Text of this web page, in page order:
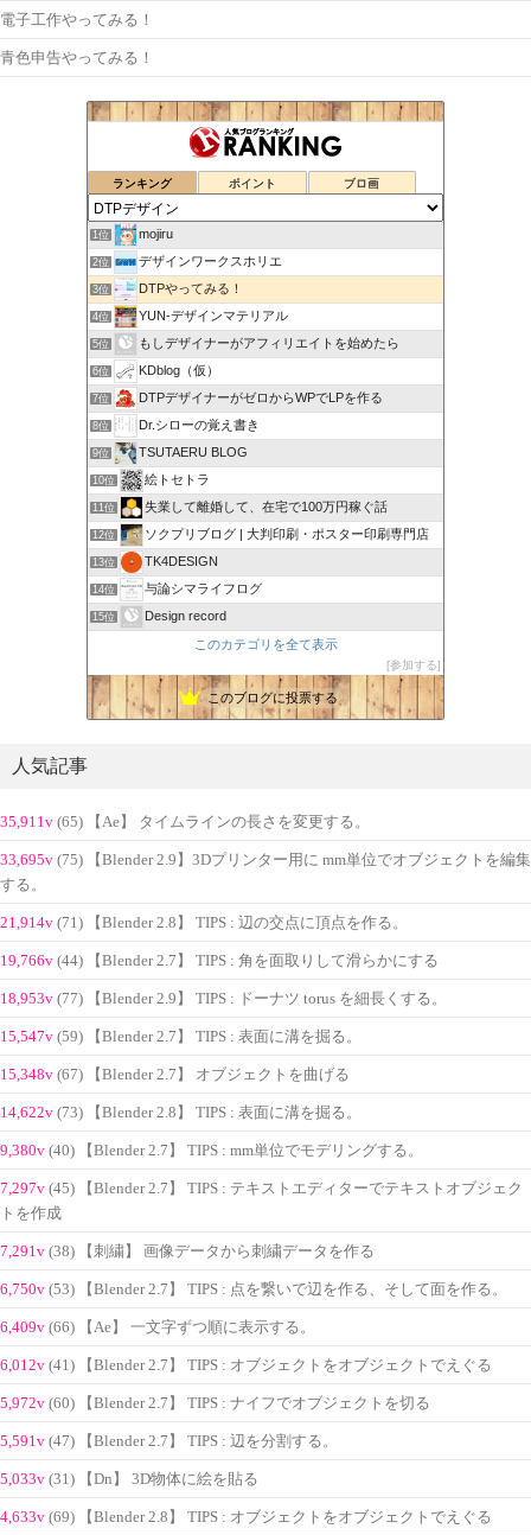
電子工作やってみる！
青色申告やってみる！
ランキング ポイント ブロ画
1位 mojiru
2位 デザインワークスホリエ
3位 DTPやってみる！
4位 YUN-デザインマテリアル
5位 もしデザイナーがアフィリエイトを始めたら
6位 KDblog（仮）
7位 DTPデザイナーがゼロからWPでLPを作る
8位 Dr.シローの覚え書き
9位 TSUTAERU BLOG
10位 絵トセトラ
11位 失業して離婚して、在宅で100万円稼ぐ話
12位 ソクプリブログ | 大判印刷・ポスター印刷専門店
13位 TK4DESIGN
14位 与論シマライフログ
15位 Design record
このカテゴリを全て表示
参加する
このブログに投票する
人気記事
35,911v (65) 【Ae】 タイムラインの長さを変更する。
33,695v (75) 【Blender 2.9】3Dプリンター用に mm単位でオブジェクトを編集
する。
21,914v (71) 【Blender 2.8】 TIPS : 辺の交点に頂点を作る。
19,766v (44) 【Blender 2.7】 TIPS : 角を面取りして滑らかにする
18,953v (77) 【Blender 2.9】 TIPS : ドーナツ torus を細長くする。
15,547v (59) 【Blender 2.7】 TIPS : 表面に溝を掘る。
15,348v (67) 【Blender 2.7】 オブジェクトを曲げる
14,622v (73) 【Blender 2.8】 TIPS : 表面に溝を掘る。
9,380v (40) 【Blender 2.7】 TIPS : mm単位でモデリングする。
7,297v (45) 【Blender 2.7】 TIPS : テキストエディターでテキストオブジェク
トを作成
7,291v (38) 【刺繍】 画像データから刺繍データを作る
6,750v (53) 【Blender 2.7】 TIPS : 点を繋いで辺を作る、そして面を作る。
6,409v (66) 【Ae】 一文字ずつ順に表示する。
6,012v (41) 【Blender 2.7】 TIPS : オブジェクトをオブジェクトでえぐる
5,972v (60) 【Blender 2.7】 TIPS : ナイフでオブジェクトを切る
5,591v (47) 【Blender 2.7】 TIPS : 辺を分割する。
5,033v (31) 【Dn】 3D物体に絵を貼る
4,633v (69) 【Blender 2.8】 TIPS : オブジェクトをオブジェクトでえぐる